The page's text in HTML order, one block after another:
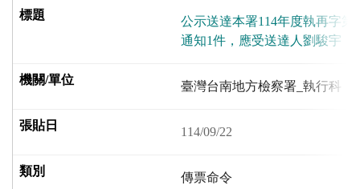
公示送達本署114年度執再字第
通知1件，應受送達人劉駿宇
臺灣台南地方檢察署_執行科
114/09/22
傳票命令